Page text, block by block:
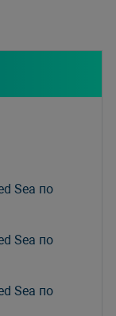
Sea по
Sea по
Sea по